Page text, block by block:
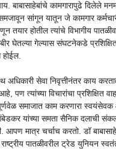
बाबासाहेबांचे कामगारापुढे दिलेले
सांगून यातून जे कामगार
तयार होतील त्यांचे विभागीय
घेतल्यागेल्यास संघटनेकडे प्रशिक्षित
अधिकारी सेवा निवृत्तीनंतर काय
पण त्यांच्या विचारांचा प्रशिक्षित
समाजात काम करणारा
यांच्या समता सैनिक दलाची
मात्र चर्चाच करतो. डॉ
राष्ट्रीय पातळीवरील ट्रेड युनियन